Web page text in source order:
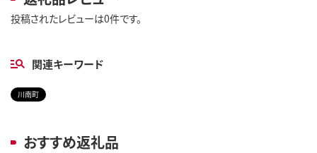
投稿されたレビューは0件です。
関連キーワード
川南町
おすすめ返礼品